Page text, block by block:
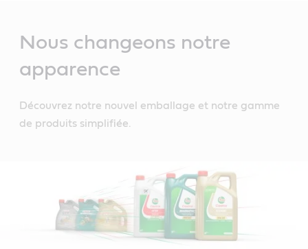
Nous changeons notre
apparence
Découvrez notre nouvel emballage et notre gamme
de produits simplifiée.